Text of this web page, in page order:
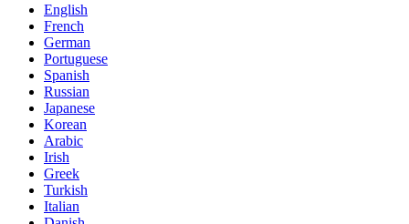
English
French
German
Portuguese
Spanish
Russian
Japanese
Korean
Arabic
Irish
Greek
Turkish
Italian